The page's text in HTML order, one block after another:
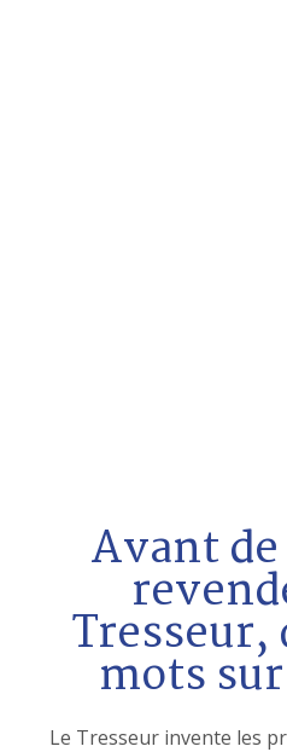
Avant
Tresseur,
mots
Le Tresseur invente les